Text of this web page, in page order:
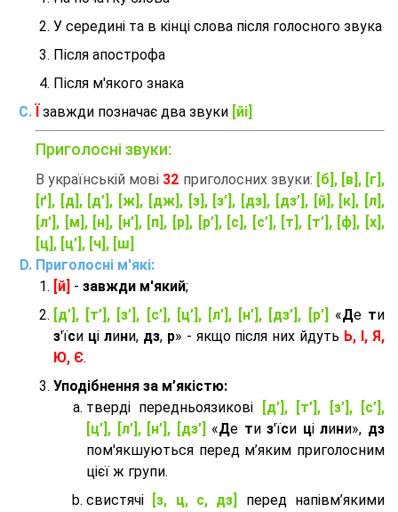
У середині та в кінці слова після голосного звука
Після апострофа
Після м'якого знака
завжди позначає два звуки [йі]
Приголосні звуки:
В українській мові 32 приголосних звуки: [б], [в], [г],
[ґ], [д], [д’], [ж], [дж], [з], [з’], [дз], [дз’], [й], [к], [л],
[л’], [м], [н], [н’], [п], [р], [р’], [с], [с’], [т], [т’], [ф], [х],
[ц], [ц’], [ч], [ш]
Приголосні м'які:
[й] - завжди м'який;
[д’], [т’], [з’], [с’], [ц’], [л’], [н’], [дз’], [р’]
«Де ти
з'їси ці лини, дз, р» - якщо після них йдуть Ь, І, Я,
Ю, Є.
Уподібнення за м’якістю:
тверді передньоязикові
[д’], [т’], [з’], [с’],
[ц’], [л’], [н’], [дз’] «Де тиз'їси цілини», дз
пом'якшуються перед м’яким приголосним
цієї ж групи.
cвистячі
[з, ц, с, дз]
перед напівм’якими